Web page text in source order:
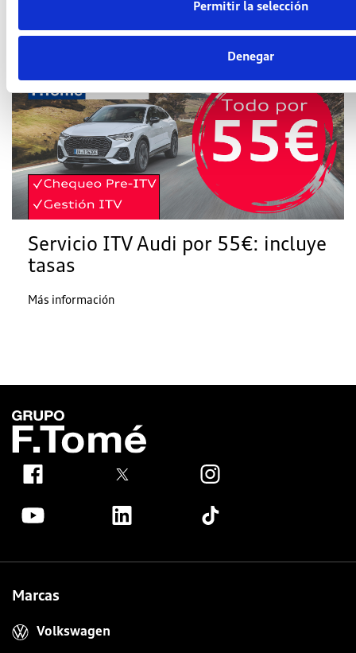
Permitir la selección
Denegar
Servicio ITV Audi por 55€: incluye
tasas
Más información
Marcas
Volkswagen